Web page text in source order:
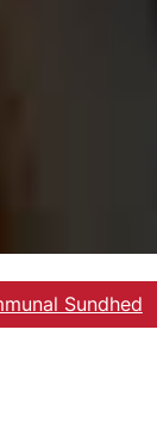
Sundhed